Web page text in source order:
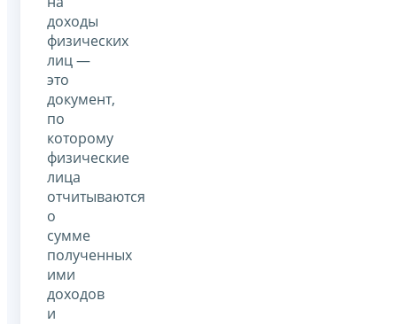
доходы
физических
лиц —
это
документ,
по
которому
физические
лица
отчитываются
о
сумме
полученных
ими
доходов
и